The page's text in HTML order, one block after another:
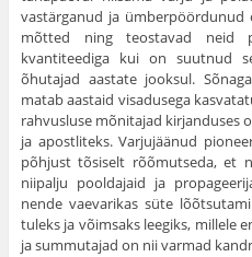
vastärganud ja
mõtted ning teostavad neid
kvantiteediga kui on suutnud
õhutajad aastate jooksul.
matab aastaid visadusega
rahvusluse mõnitajad kirjanduses
ja apostliteks. Varjujäänud
põhjust tõsiselt rõõmutseda, et
niipalju pooldajaid ja
nende vaevarikas süte
tuleks ja võimsaks leegiks, millele
ja summutajad on nii varmad